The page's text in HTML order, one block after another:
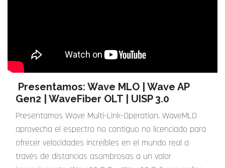
Presentamos: Wave MLO | Wave AP
Gen2 | WaveFiber OLT | UISP 3.0
Presentamos Wave Multi-Link-Operation. WaveMLO
aprovecha el espectro no contiguo no licenciado para
ofrecer velocidades increíbles en el mundo real a
través de distancias asombrosas a un valor